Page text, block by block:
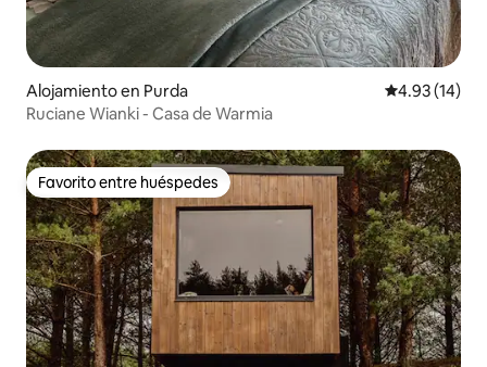
Alojamiento en Purda Calificación
4.93 (14)
Ruciane Wianki - Casa de Warmia
Favorito entre huéspedes
Favorito entre huéspedes